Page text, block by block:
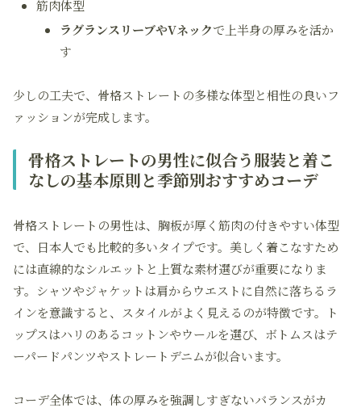
筋肉体型
ラグランスリーブやVネックで上半身の厚みを活か
す
少しの工夫で、骨格ストレートの多様な体型と相性の良いフ
ァッションが完成します。
骨格ストレートの男性に似合う服装と着こ
なしの基本原則と季節別おすすめコーデ
骨格ストレートの男性は、胸板が厚く筋肉の付きやすい体型
で、日本人でも比較的多いタイプです。美しく着こなすため
には直線的なシルエットと上質な素材選びが重要になりま
す。シャツやジャケットは肩からウエストに自然に落ちるラ
インを意識すると、スタイルがよく見えるのが特徴です。ト
ップスはハリのあるコットンやウールを選び、ボトムスはテ
ーパードパンツやストレートデニムが似合います。
コーデ全体では、体の厚みを強調しすぎないバランスがカ